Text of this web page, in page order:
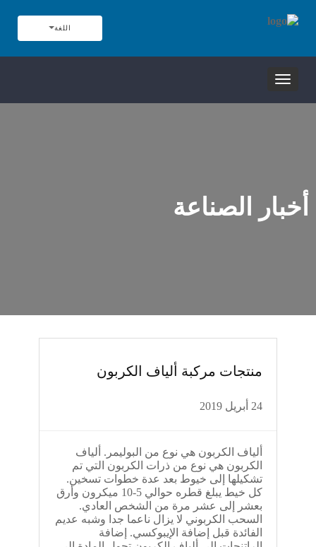
اللغة
أخبار الصناعة
منتجات مركبة ألياف الكربون
24 أبريل 2019